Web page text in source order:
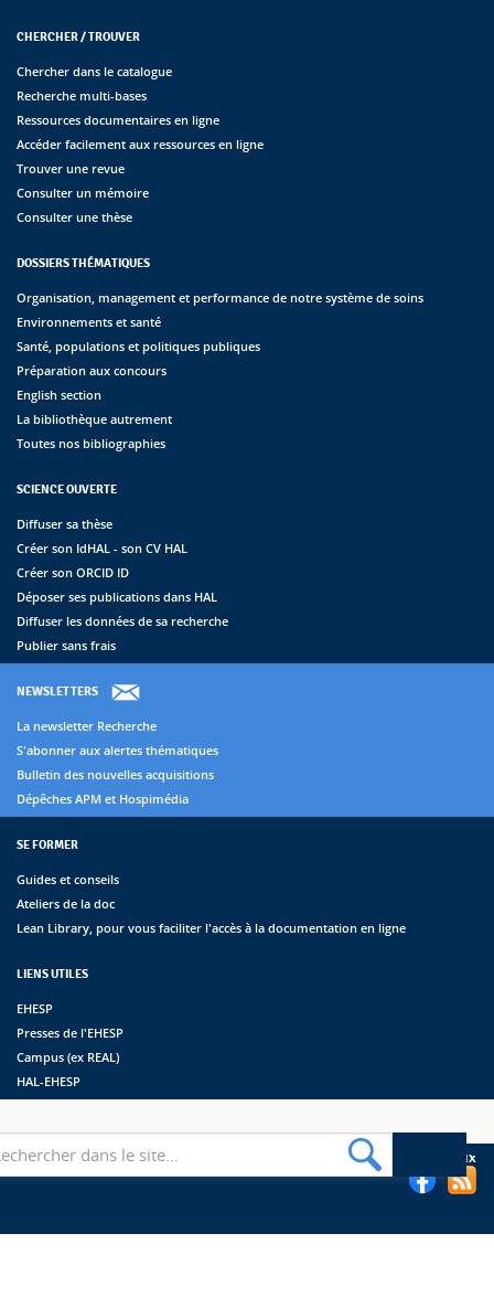
CHERCHER / TROUVER
Chercher dans le catalogue
Recherche multi-bases
Ressources documentaires en ligne
Accéder facilement aux ressources en ligne
Trouver une revue
Consulter un mémoire
Consulter une thèse
DOSSIERS THÉMATIQUES
Organisation, management et performance de notre système de soins
Environnements et santé
Santé, populations et politiques publiques
Préparation aux concours
English section
La bibliothèque autrement
Toutes nos bibliographies
SCIENCE OUVERTE
Diffuser sa thèse
Créer son IdHAL - son CV HAL
Créer son ORCID ID
Déposer ses publications dans HAL
Diffuser les données de sa recherche
Publier sans frais
NEWSLETTERS
La newsletter Recherche
S'abonner aux alertes thématiques
Bulletin des nouvelles acquisitions
Dépêches APM et Hospimédia
SE FORMER
Guides et conseils
Ateliers de la doc
Lean Library, pour vous faciliter l'accès à la documentation en ligne
LIENS UTILES
EHESP
Presses de l'EHESP
Campus (ex REAL)
HAL-EHESP
Suivez les bibliothèques de l'EHESP sur les réseaux sociaux